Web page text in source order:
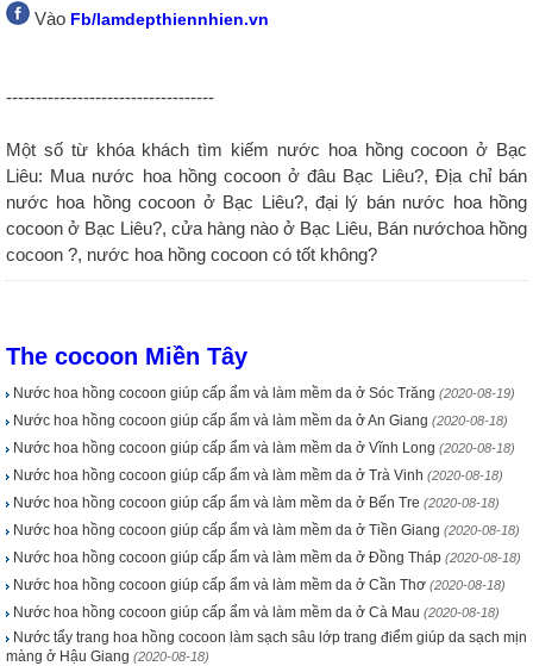
Vào Fb/lamdepthiennhien.vn
-----------------------------------
Một số từ khóa khách tìm kiếm nước hoa hồng cocoon ở Bạc
Liêu: Mua nước hoa hồng cocoon ở đâu Bạc Liêu?, Địa chỉ bán
nước hoa hồng cocoon ở Bạc Liêu?, đại lý bán nước hoa hồng
cocoon ở Bạc Liêu?, cửa hàng nào ở Bạc Liêu, Bán nướchoa hồng
cocoon ?, nước hoa hồng cocoon có tốt không?
The cocoon Miền Tây
Nước hoa hồng cocoon giúp cấp ẩm và làm mềm da ở Sóc Trăng (2020-08-19)
Nước hoa hồng cocoon giúp cấp ẩm và làm mềm da ở An Giang (2020-08-18)
Nước hoa hồng cocoon giúp cấp ẩm và làm mềm da ở Vĩnh Long (2020-08-18)
Nước hoa hồng cocoon giúp cấp ẩm và làm mềm da ở Trà Vinh (2020-08-18)
Nước hoa hồng cocoon giúp cấp ẩm và làm mềm da ở Bến Tre (2020-08-18)
Nước hoa hồng cocoon giúp cấp ẩm và làm mềm da ở Tiền Giang (2020-08-18)
Nước hoa hồng cocoon giúp cấp ẩm và làm mềm da ở Đồng Tháp (2020-08-18)
Nước hoa hồng cocoon giúp cấp ẩm và làm mềm da ở Cần Thơ (2020-08-18)
Nước hoa hồng cocoon giúp cấp ẩm và làm mềm da ở Cà Mau (2020-08-18)
Nước tẩy trang hoa hồng cocoon làm sạch sâu lớp trang điểm giúp da sạch mịn
màng ở Hậu Giang (2020-08-18)